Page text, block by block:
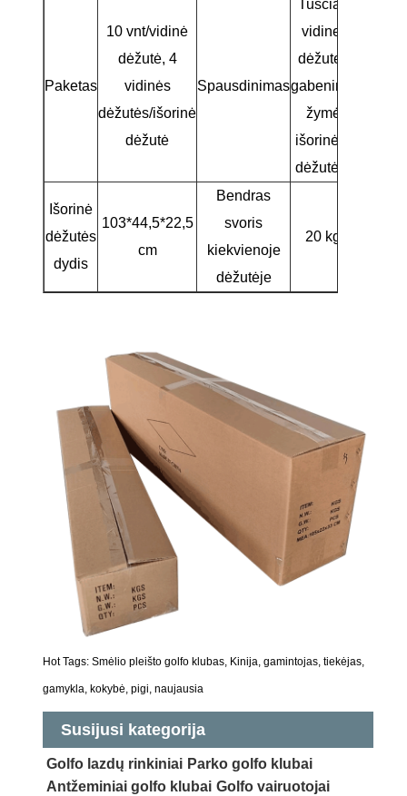
Paketas
10 vnt/vidinė
dėžutė, 4
vidinės
dėžutės/išorinė
dėžutė
Spausdinimas
Tuščias
vidinei
dėžutei,
gabenimo
žymė
išorinėje
dėžutėje
Išorinė
dėžutės
dydis
103*44,5*22,5
cm
Bendras
svoris
kiekvienoje
dėžutėje
20 kg
Hot Tags: Smėlio pleišto golfo klubas, Kinija, gamintojas, tiekėjas,
gamykla, kokybė, pigi, naujausia
Susijusi kategorija
Golfo lazdų rinkiniai Parko golfo klubai
Antžeminiai golfo klubai Golfo vairuotojai